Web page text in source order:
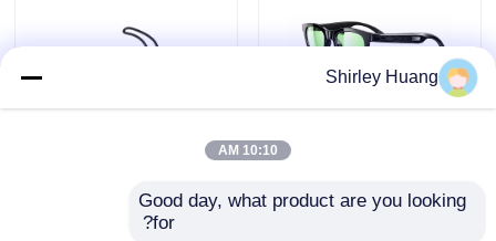
القضايا
نظارات شمسية
سماعات الأذن-
Shirley Huang
10:10 AM
Good day, what product are you looking
for?